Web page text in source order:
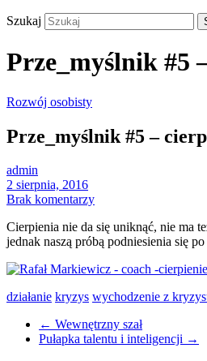
Szukaj
Prze_myślnik #5
Rozwój osobisty
Prze_myślnik #5 –
admin
2 sierpnia, 2016
Brak komentarzy
Cierpienia nie da się uniknąć, nie ma
jednak naszą próbą podniesienia się
działanie kryzys wychodzenie z
← Wewnętrzny szał
Pułapka talentu i inteligencji →